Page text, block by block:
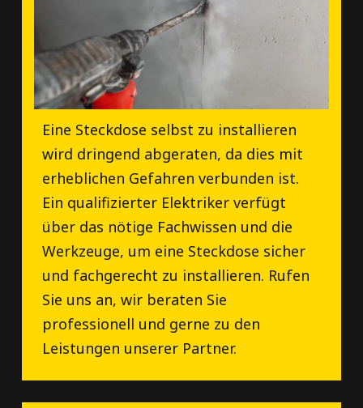
Eine Steckdose selbst zu installieren
wird dringend abgeraten, da dies mit
erheblichen Gefahren verbunden ist.
Ein qualifizierter Elektriker verfügt
über das nötige Fachwissen und die
Werkzeuge, um eine Steckdose sicher
und fachgerecht zu installieren. Rufen
Sie uns an, wir beraten Sie
professionell und gerne zu den
Leistungen unserer Partner.